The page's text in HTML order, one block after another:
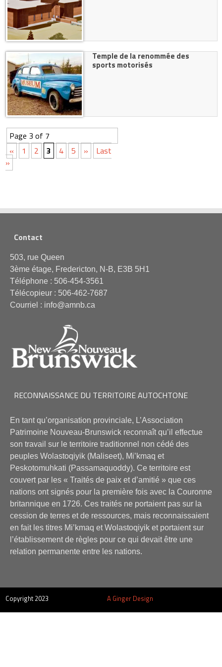
Temple de la renommée des
sports motorisés
Page 3 of 7
«
1 2 3 4 5 »
Last
»
Contact
503, rue Queen
3ème étage, Fredericton, N-B, E3B 5H1
Téléphone : 506-454-3561
Télécopieur : 506-462-7687
Courriel : info@amnb.ca
RECONNAISSANCE DU TERRITOIRE AUTOCHTONE
En tant qu’organisation provinciale, L’Association
Patrimoine Nouveau-Brunswick reconnaît qu’il effectue
son travail sur le territoire traditionnel non cédé des
peuples Wolastoqiyik (Maliseet), Mi’kmaq et
Peskotomuhkati (Passamaquoddy). Ce territoire est
couvert par les « Traités de paix et d’amitié » que ces
nations ont signés pour la première fois avec la Couronne
britannique en 1726. Ces traités ne portaient pas sur la
cession de terres et de ressources, mais reconnaissaient
en fait les titres Mi’kmaq et Wolastoqiyik et portaient sur
l’établissement de règles pour ce qui devait être une
relation permanente entre les nations.
Copyright 2023 A Ginger Design